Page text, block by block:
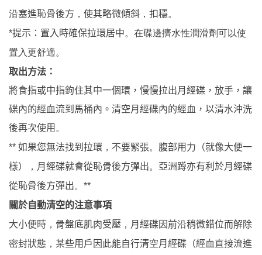
沿塞進恥骨後方 ， 使其略微傾斜 ， 扣穩。
*提示 ： 置入時確保拉環居中。 在碟邊擠水性潤滑劑可以使
置入更舒適。
取出方法：
將食指或中指鉤住其中一個環，慢慢拉出月經碟，放手，讓
碟內的經血流到馬桶內。清空月經碟內的經血，以清水沖洗
後再次使用 。
** 如果您無法找到拉環 ， 不要緊張。 腹部用力（就像大便一
樣）
， 月經碟就會從恥骨後方彈出。 亞洲蹲亦有利於月經碟
從恥骨後方彈出。 **
關於自動清空的注意事項
大小便時 ， 骨盤底肌肉受壓 ， 月經碟因前沿稍微錯位而解除
密封狀態 ， 某些用戶因此能自行清空月經碟（經血直接流進